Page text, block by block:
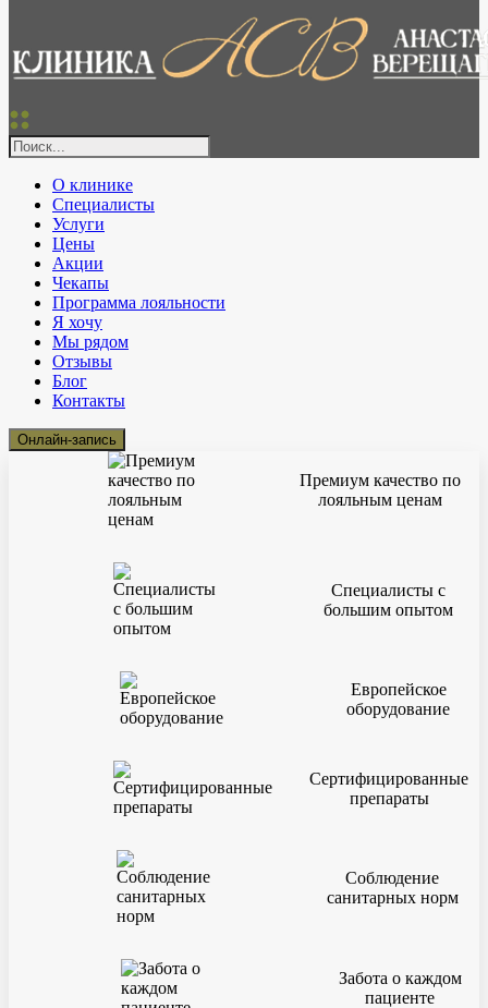
О клинике
Специалисты
Услуги
Цены
Акции
Чекапы
Программа лояльности
Я хочу
Мы рядом
Отзывы
Блог
Контакты
Онлайн-запись
Премиум качество по
лояльным ценам
Специалисты с
большим опытом
Европейское
оборудование
Сертифицированные
препараты
Соблюдение
санитарных норм
Забота о каждом
пациенте